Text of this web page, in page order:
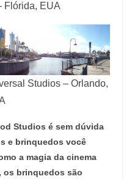
Flórida, EUA
Studios – Orlando,
Studios é sem dúvida
e brinquedos você
a magia da cinema
os brinquedos são